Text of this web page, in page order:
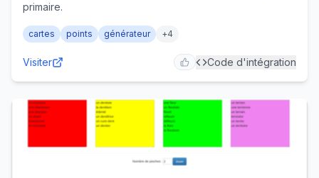
primaire.
cartes points générateur +4
Visiter Code d'intégration